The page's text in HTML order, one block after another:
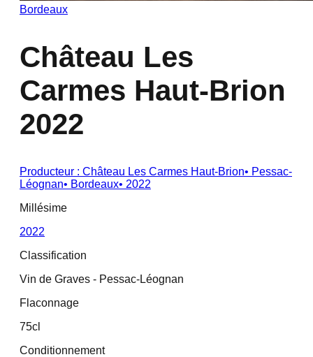
Bordeaux
Château Les
Carmes Haut-Brion
2022
Producteur : Château Les Carmes Haut-Brion• Pessac-
Léognan• Bordeaux• 2022
Millésime
2022
Classification
Vin de Graves - Pessac-Léognan
Flaconnage
75cl
Conditionnement